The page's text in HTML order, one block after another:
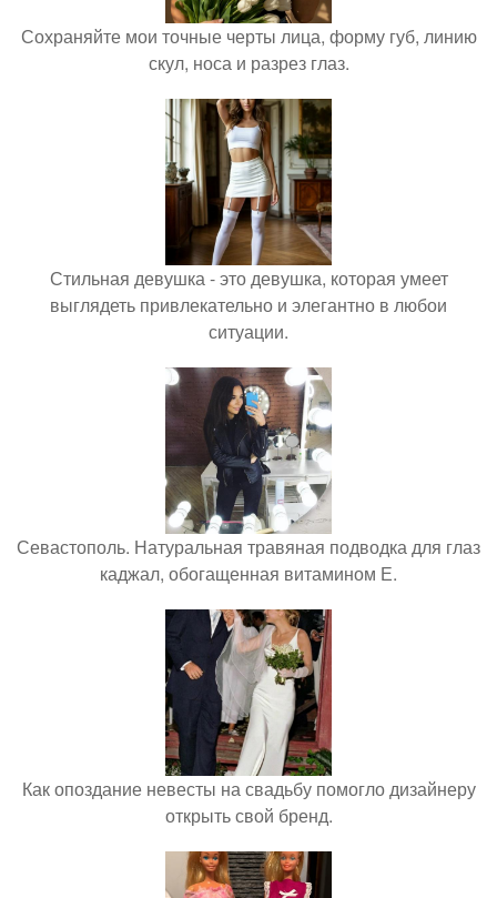
Сохраняйте мои точные черты лица, форму губ, линию
скул, носа и разрез глаз.
Стильная девушка - это девушка, которая умеет
выглядеть привлекательно и элегантно в любои
ситуации.
Севастополь. Натуральная травяная подводка для глаз
каджал, обогащенная витамином Е.
Как опоздание невесты на свадьбу помогло дизайнеру
открыть свой бренд.